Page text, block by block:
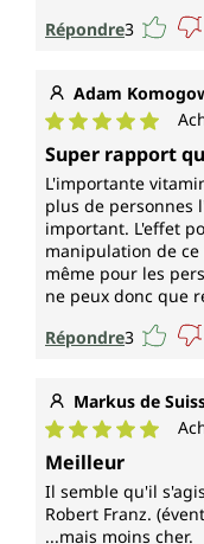
Répondre3
Adam
Note moyenne de
Super rapport
L'importante
plus de personnes
important. L'effet
manipulation de
même pour les
ne peux donc que
Répondre3
Markus de
Note moyenne de
Meilleur
Il semble qu'il
Robert Franz.
...mais moins cher.